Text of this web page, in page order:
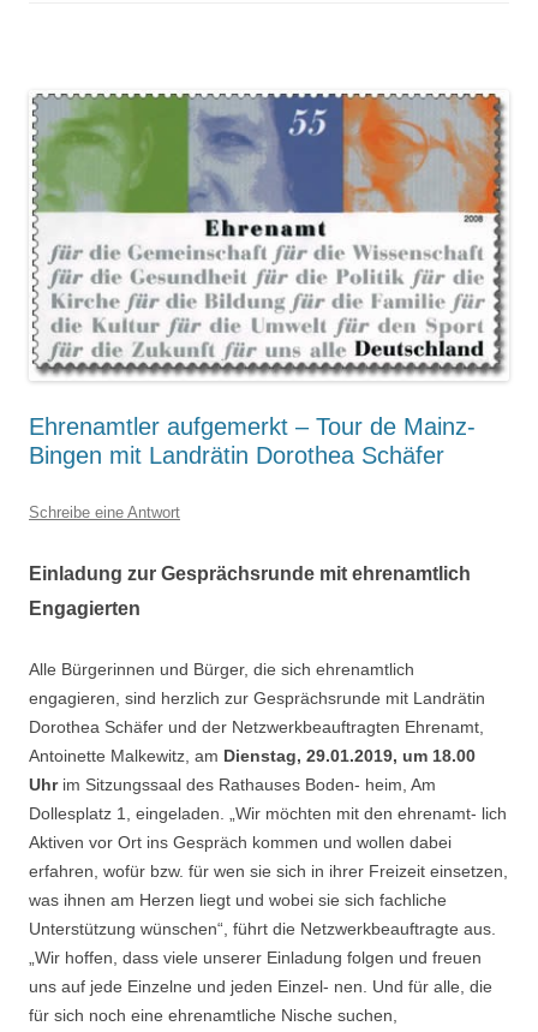
Ehrenamtler aufgemerkt – Tour de Mainz-
Bingen mit Landrätin Dorothea Schäfer
Schreibe eine Antwort
Einladung zur Gesprächsrunde mit ehrenamtlich
Engagierten
Alle Bürgerinnen und Bürger, die sich ehrenamtlich
engagieren, sind herzlich zur Gesprächsrunde mit Landrätin
Dorothea Schäfer und der Netzwerkbeauftragten Ehrenamt,
Antoinette Malkewitz, am Dienstag, 29.01.2019, um 18.00
Uhr im Sitzungssaal des Rathauses Boden- heim, Am
Dollesplatz 1, eingeladen. „Wir möchten mit den ehrenamt- lich
Aktiven vor Ort ins Gespräch kommen und wollen dabei
erfahren, wofür bzw. für wen sie sich in ihrer Freizeit einsetzen,
was ihnen am Herzen liegt und wobei sie sich fachliche
Unterstützung wünschen“, führt die Netzwerkbeauftragte aus.
„Wir hoffen, dass viele unserer Einladung folgen und freuen
uns auf jede Einzelne und jeden Einzel- nen. Und für alle, die
für sich noch eine ehrenamtliche Nische suchen,